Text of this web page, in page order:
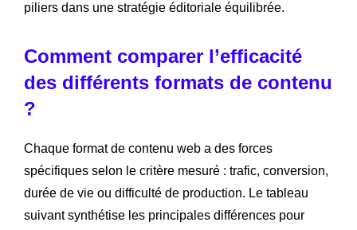
piliers dans une stratégie éditoriale équilibrée.
Comment comparer l’efficacité
des différents formats de contenu
?
Chaque format de contenu web a des forces
spécifiques selon le critère mesuré : trafic, conversion,
durée de vie ou difficulté de production. Le tableau
suivant synthétise les principales différences pour